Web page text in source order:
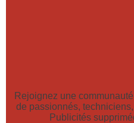
Rejoignez une
de passionnés,
Publicités